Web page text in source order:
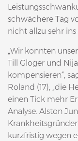
schwächere Tag
nicht allzu sehr ins
„Wir konnten
Till Gloger und
kompensieren“,
Roland (17), „die
einen Tick mehr
Analyse. Alston
kurzfristig wegen